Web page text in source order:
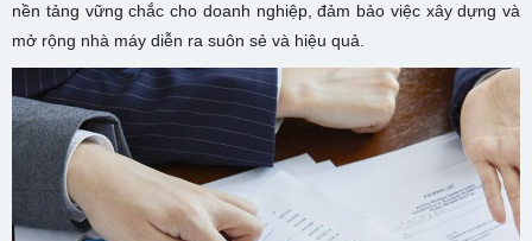
nền tảng vững chắc cho doanh nghiệp, đảm bảo việc xây dựng và
mở rộng nhà máy diễn ra suôn sẻ và hiệu quả.